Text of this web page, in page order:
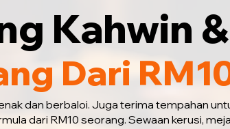
Kahwin
Dari
dan berbaloi. Juga terima tempahan
dari RM10 seorang. Sewaan kerusi,